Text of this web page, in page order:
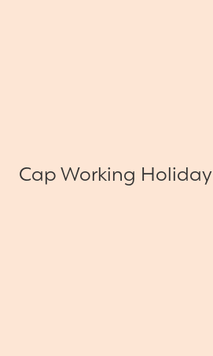
Cap Working Holiday